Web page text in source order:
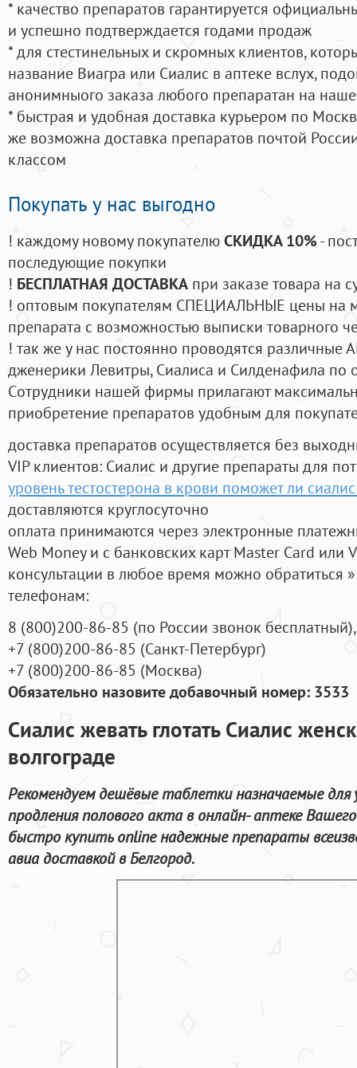
* качество препаратов гарантируется
и успешно подтверждается годами продаж
* для стестинельных и скромных клиентов,
название Виагра или Сиалис в аптеке вслух,
анонимныого заказа любого препаратан на
* быстрая и удобная доставка курьером по
же возможна доставка препаратов почтой
классом
Покупать у нас выгодно
! каждому новому покупателюСКИДКА 10%-
последующие покупки
! БЕСПЛАТНАЯ ДОСТАВКА при заказе товара на
! оптовым покупателям СПЕЦИАЛЬНЫЕ цены на
препарата с возможностью выписки товарного
! так же у нас постоянно проводятся
дженерики Левитры, Сиалиса и Силденафила по
Cотрудники нашей фирмы прилагают
приобретение препаратов удобным для
доставка препаратов осуществляется без
VIP клиентов: Сиалис и другие препараты для
уровень тестостерона в крови поможет ли
доставляются круглосуточно
оплата принимаются через электронные
Web Money и с банковских карт Master Card или
консультации в любое время можно обратиться
телефонам:
8 (800)200-86-85 (по России звонок бесплатный),
+7 (800)200-86-85 (Санкт-Петербург)
+7 (800)200-86-85 (Москва)
Обязательно назовите добавочный номер: 3533
Сиалис жевать глотать Сиалис
волгограде
Рекомендуем дешёвые таблетки назначаемые для
продления полового акта в онлайн- аптеке
быстро купить online надежные препараты
авиа доставкой в Белгород.